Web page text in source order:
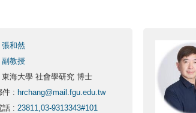
張和然
副教授
東海大學 社會學研究 博士
件 : hrchang@mail.fgu.edu.tw
話 : 23811,03-9313343#101